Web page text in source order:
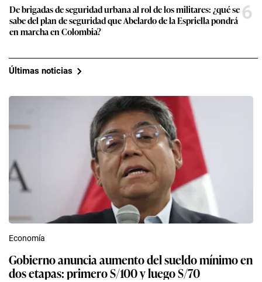
De brigadas de seguridad urbana al rol de los militares: ¿qué se
sabe del plan de seguridad que Abelardo de la Espriella pondrá
en marcha en Colombia?
6
Últimas noticias
Economía
Gobierno anuncia aumento del sueldo mínimo en
dos etapas: primero S/100 y luego S/70